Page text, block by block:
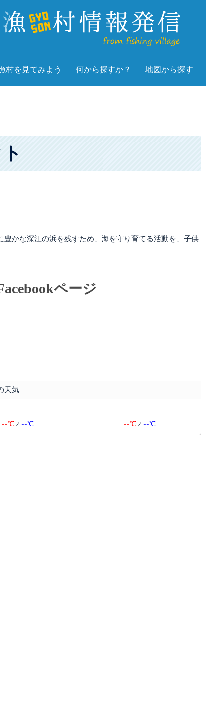
村を見てみよう 何から探すか？ 地図から探す
かな深江の浜を残すため、海を守り育てる活動を、子供
ページ
天気
--℃ /--℃ --℃/--℃